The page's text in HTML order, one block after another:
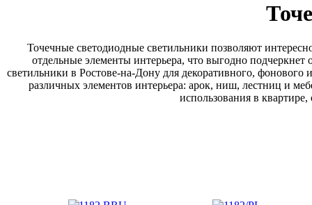
Точечные светодиодные светильники позволяют
отдельные элементы интерьера, что выгодно подчеркнет
светильники в Ростове-на-Дону для декоративного,
различных элементов интерьера: арок, ниш, лестниц и
использования в